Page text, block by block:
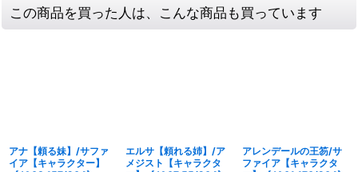
この商品を買った人は、こんな商品も買っています
アナ【頼る妹】/サファ
イア【キャラクター】
エルサ【頼れる姉】/ア
メジスト【キャラクタ
アレンデールの王笏/サ
ファイア【キャラクタ